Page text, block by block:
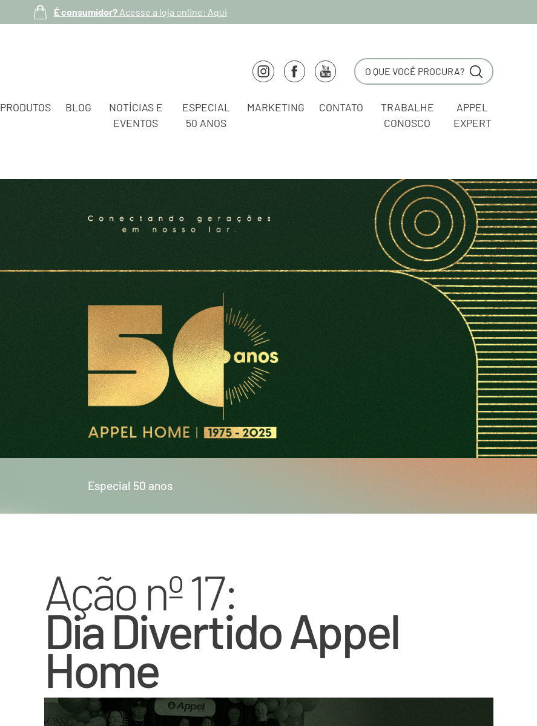
É consumidor?Acesse a loja online: Aqui
PRODUTOS BLOG
NOTÍCIAS E
EVENTOS
ESPECIAL
50 ANOS
MARKETING CONTATO
TRABALHE
CONOSCO
APPEL
EXPERT
Especial 50 anos
Ação nº 17:
Dia Divertido Appel
Home